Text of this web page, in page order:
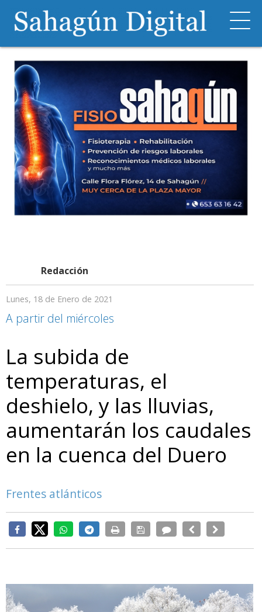
Redacción
Lunes, 18 de Enero de 2021
A partir del miércoles
La subida de
temperaturas, el
deshielo, y las lluvias,
aumentarán los caudales
en la cuenca del Duero
Frentes atlánticos